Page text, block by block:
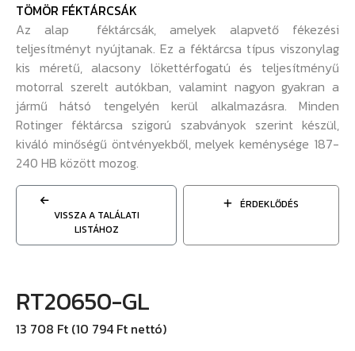
TÖMÖR FÉKTÁRCSÁK
Az alap féktárcsák, amelyek alapvető fékezési
teljesítményt nyújtanak. Ez a féktárcsa típus viszonylag
kis méretű, alacsony lökettérfogatú és teljesítményű
motorral szerelt autókban, valamint nagyon gyakran a
jármű hátsó tengelyén kerül alkalmazásra. Minden
Rotinger féktárcsa szigorú szabványok szerint készül,
kiváló minőségű öntvényekből, melyek keménysége 187-
240 HB között mozog.
VISSZA A TALÁLATI
LISTÁHOZ
ÉRDEKLŐDÉS
RT20650-GL
13 708 Ft (10 794 Ft nettó)